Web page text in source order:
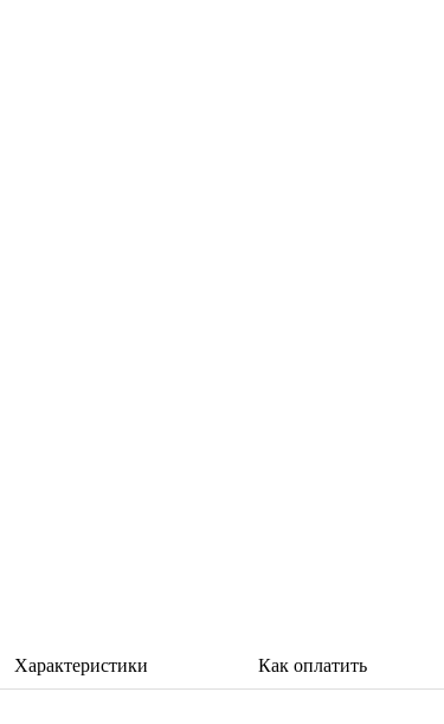
Характеристики Как оплатить